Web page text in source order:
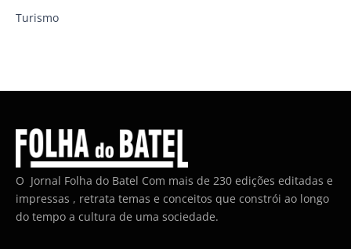
Turismo
O Jornal Folha do Batel Com mais de 230 edições editadas e
impressas , retrata temas e conceitos que constrói ao longo
do tempo a cultura de uma sociedade.